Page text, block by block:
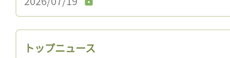
トップニュース